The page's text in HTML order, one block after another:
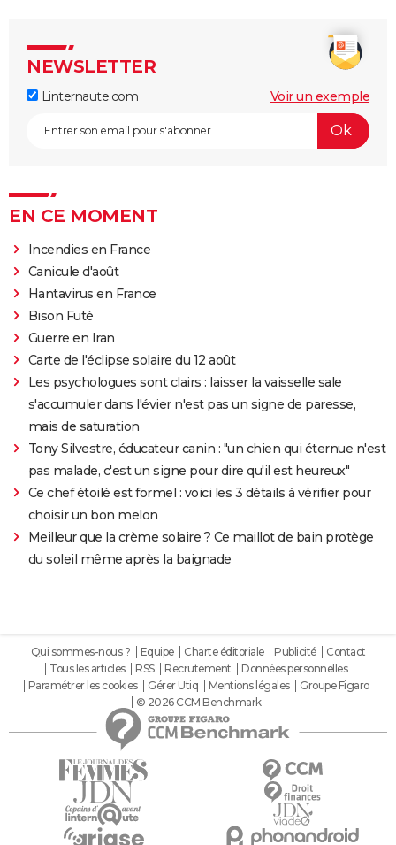
NEWSLETTER
Linternaute.com Voir un exemple
EN CE MOMENT
Incendies en France
Canicule d'août
Hantavirus en France
Bison Futé
Guerre en Iran
Carte de l'éclipse solaire du 12 août
Les psychologues sont clairs : laisser la vaisselle sale
s'accumuler dans l'évier n'est pas un signe de paresse,
mais de saturation
Tony Silvestre, éducateur canin : "un chien qui éternue n'est
pas malade, c'est un signe pour dire qu'il est heureux"
Ce chef étoilé est formel : voici les 3 détails à vérifier pour
choisir un bon melon
Meilleur que la crème solaire ? Ce maillot de bain protège
du soleil même après la baignade
Qui sommes-nous ? Equipe Charte éditoriale Publicité
Contact
Tous les articles
RSS Recrutement
Données personnelles
Paramétrer les cookies
Gérer Utiq Mentions légales
Groupe Figaro
© 2026 CCM Benchmark